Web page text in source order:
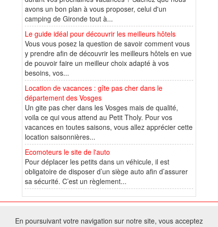
avons un bon plan à vous proposer, celui d'un
camping de Gironde tout à...
Le guide idéal pour découvrir les meilleurs hôtels
Vous vous posez la question de savoir comment vous
y prendre afin de découvrir les meilleurs hôtels en vue
de pouvoir faire un meilleur choix adapté à vos
besoins, vos...
Location de vacances : gîte pas cher dans le
département des Vosges
Un gite pas cher dans les Vosges mais de qualité,
voila ce qui vous attend au Petit Tholy. Pour vos
vacances en toutes saisons, vous allez apprécier cette
location saisonnières...
Ecomoteurs le site de l'auto
Pour déplacer les petits dans un véhicule, il est
obligatoire de disposer d’un siège auto afin d’assurer
sa sécurité. C’est un règlement...
FontAwesome
En poursuivant votre navigation sur notre site, vous acceptez